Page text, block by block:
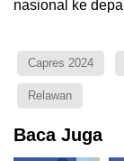
nasional ke
Capres 2024
Relawan
Baca Juga